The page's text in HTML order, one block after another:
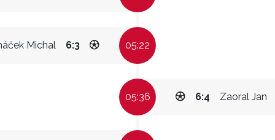
Michal 6:3 05:22
05:36 Zaoral Jan
6:4